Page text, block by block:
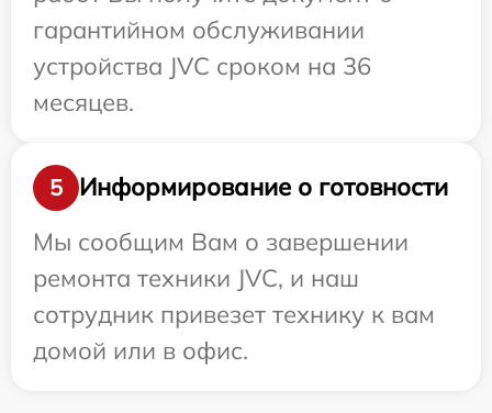
гарантийном обслуживании
устройства JVC сроком на 36
месяцев.
5
Информирование о готовности
Мы сообщим Вам о завершении
ремонта техники JVC, и наш
сотрудник привезет технику к вам
домой или в офис.